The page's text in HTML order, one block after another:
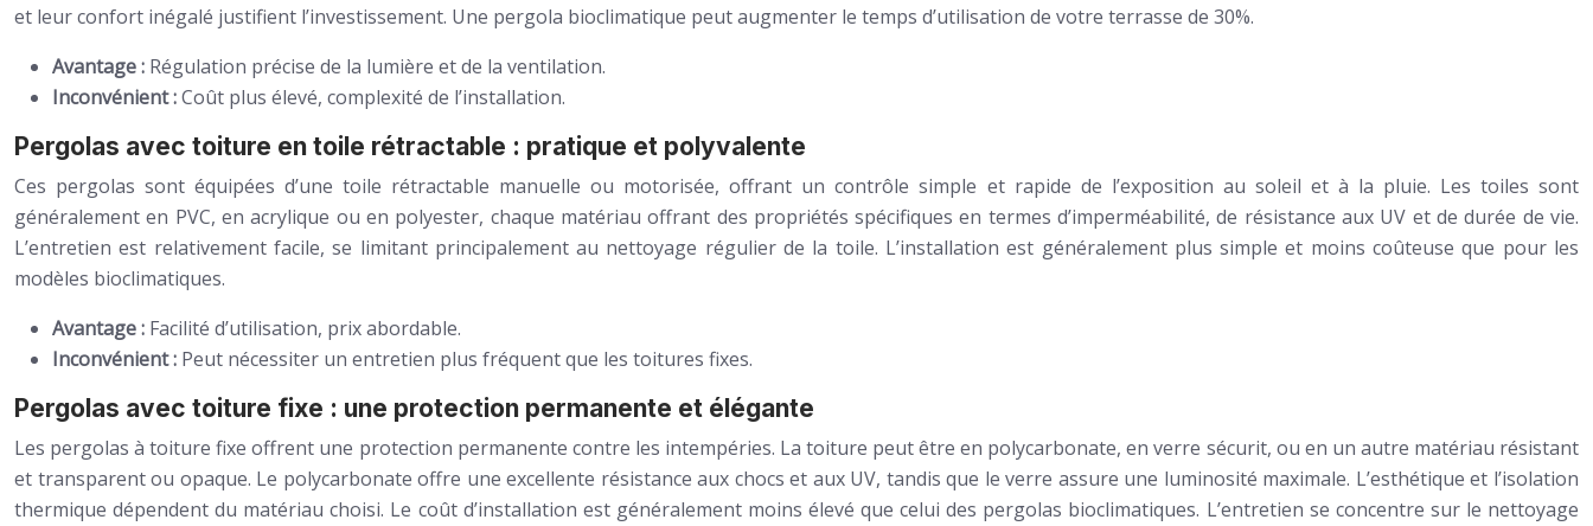
et leur confort inégalé justifient l’investissement. Une pergola bioclimatique peut augmenter le temps d’utilisation de votre terrasse de 30%.
Avantage : Régulation précise de la lumière et de la ventilation.
Inconvénient :Coût plus élevé, complexité de l’installation.
Pergolas avec toiture en toile rétractable : pratique et polyvalente
Ces pergolas sont équipées d’une toile rétractable manuelle ou motorisée, offrant un contrôle simple et rapide de l’exposition au soleil et à la pluie. Les toiles sont
généralement en PVC, en acrylique ou en polyester, chaque matériau offrant des propriétés spécifiques en termes d’imperméabilité, de résistance aux UV et de durée de vie.
L’entretien est relativement facile, se limitant principalement au nettoyage régulier de la toile. L’installation est généralement plus simple et moins coûteuse que pour les
modèles bioclimatiques.
Avantage : Facilité d’utilisation, prix abordable.
Inconvénient : Peut nécessiter un entretien plus fréquent que les toitures fixes.
Pergolas avec toiture fixe : une protection permanente et élégante
Les pergolas à toiture fixe offrent une protection permanente contre les intempéries. La toiture peut être en polycarbonate, en verre sécurit, ou en un autre matériau résistant
et transparent ou opaque. Le polycarbonate offre une excellente résistance aux chocs et aux UV, tandis que le verre assure une luminosité maximale. L’esthétique et l’isolation
thermique dépendent du matériau choisi. Le coût d’installation est généralement moins élevé que celui des pergolas bioclimatiques. L’entretien se concentre sur le nettoyage